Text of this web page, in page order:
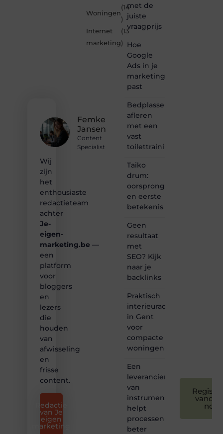
Femke
Jansen
Content
Specialist
Wij
zijn
het
enthousiaste
redactieteam
achter
Je-
eigen-
marketing.be —
een
platform
voor
bloggers
en
lezers
die
houden
van
afwisseling
en
frisse
content.
Redactie
van Je
eigen
marketing
Woningen
(14
)
Internet
marketing
(13
)
met de
juiste
vraagprijs
Hoe
Google
Ads in je
marketingmix
past
Bedplassen
afleren
met een
vast
toilettrainingschema
Taiko
drum:
oorsprong
en eerste
betekenis
Geen
resultaat
met
SEO? Kijk
naar je
backlinks
Praktisch
interieuradvies
in Gent
voor
compacte
woningen
Een
leverancier
van
instrumentatie
helpt
processen
beter
nog